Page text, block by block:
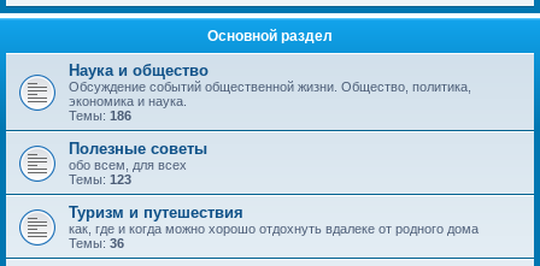
Основной раздел
Наука и общество
Обсуждение событий общественной жизни. Общество, политика,
экономика и наука.
Темы: 186
Полезные советы
обо всем, для всех
Темы: 123
Туризм и путешествия
как, где и когда можно хорошо отдохнуть вдалеке от родного дома
Темы: 36